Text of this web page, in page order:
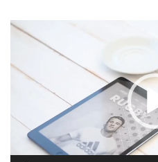
Lecteur
vidéo